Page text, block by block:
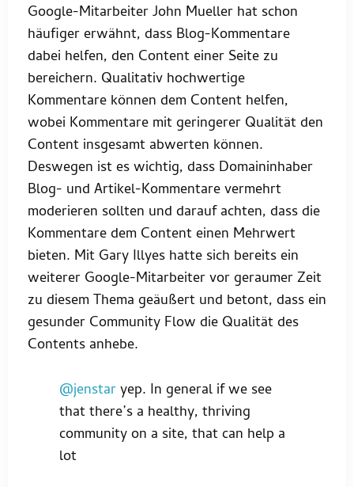
Google-Mitarbeiter John Mueller hat schon
häufiger erwähnt, dass Blog-Kommentare
dabei helfen, den Content einer Seite zu
bereichern. Qualitativ hochwertige
Kommentare können dem Content helfen,
wobei Kommentare mit geringerer Qualität den
Content insgesamt abwerten können.
Deswegen ist es wichtig, dass Domaininhaber
Blog- und Artikel-Kommentare vermehrt
moderieren sollten und darauf achten, dass die
Kommentare dem Content einen Mehrwert
bieten. Mit Gary Illyes hatte sich bereits ein
weiterer Google-Mitarbeiter vor geraumer Zeit
zu diesem Thema geäußert und betont, dass ein
gesunder Community Flow die Qualität des
Contents anhebe.
@jenstaryep. In general if we see
that there’s a healthy, thriving
community on a site, that can help a
lot